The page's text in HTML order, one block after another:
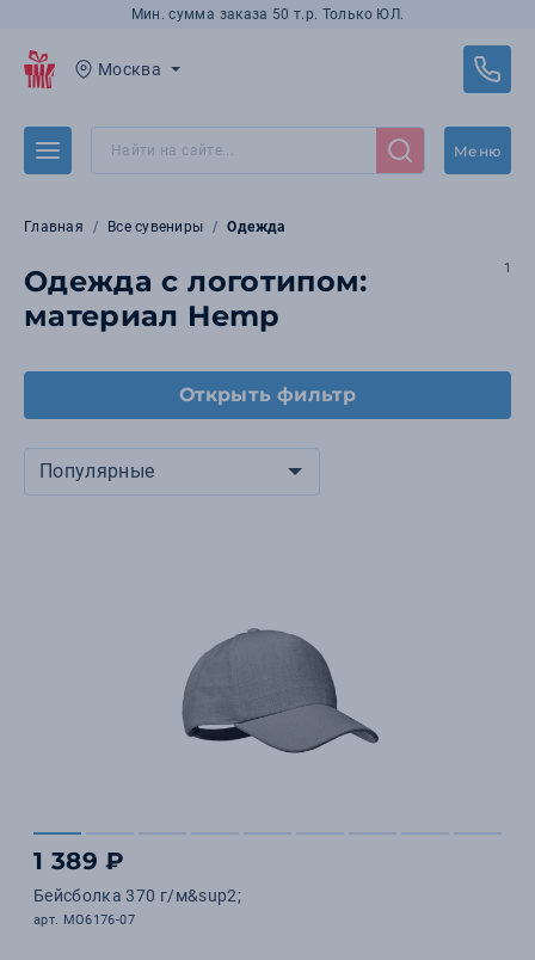
Мин. сумма заказа 50 т.р. Только ЮЛ.
Москва
Меню
Главная Все сувениры Одежда
Одежда с логотипом:
материал Hemp
1
Открыть фильтр
Популярные
1 389 ₽
Бейсболка 370 г/м&sup2;
арт. MO6176-07